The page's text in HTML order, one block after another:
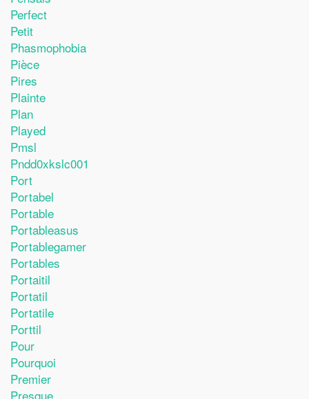
Perfect
Petit
Phasmophobia
Pièce
Pires
Plainte
Plan
Played
Pmsl
Pndd0xkslc001
Port
Portabel
Portable
Portableasus
Portablegamer
Portables
Portaitil
Portatil
Portatile
Porttil
Pour
Pourquoi
Premier
Presque